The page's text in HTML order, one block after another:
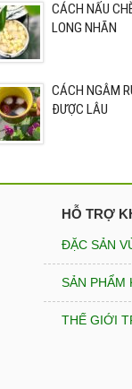
CÁCH NẤU
LONG NHÃN
CÁCH NGÂM
ĐƯỢC LÂU
HỖ TRỢ
ĐẶC SẢN
SẢN PHẨM
THẾ GIỚI